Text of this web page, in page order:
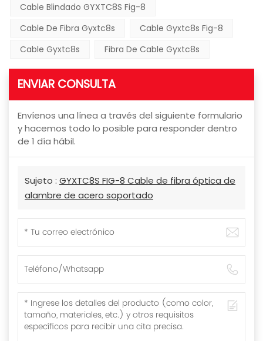
Cable Blindado GYXTC8S Fig-8
Cable De Fibra Gyxtc8s
Cable Gyxtc8s Fig-8
Cable Gyxtc8s
Fibra De Cable Gyxtc8s
ENVIAR CONSULTA
Envíenos una línea a través del siguiente formulario
y hacemos todo lo posible para responder dentro
de 1 día hábil.
Sujeto : GYXTC8S FIG-8 Cable de fibra óptica de
alambre de acero soportado